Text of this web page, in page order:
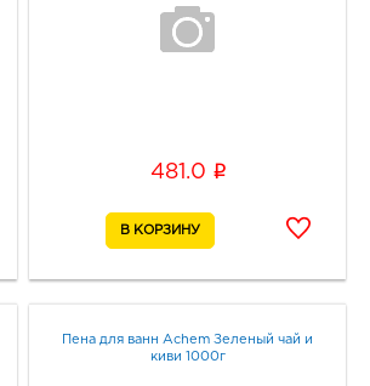
481.0 i
Пена для ванн Achem Зеленый чай и
киви 1000г